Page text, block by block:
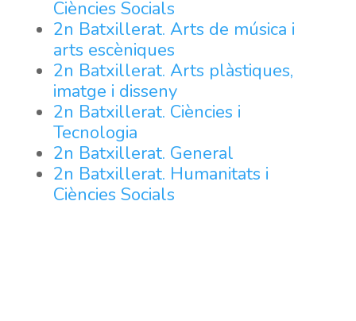
Ciències Socials
2n Batxillerat. Arts de música i
arts escèniques
2n Batxillerat. Arts plàstiques,
imatge i disseny
2n Batxillerat. Ciències i
Tecnologia
2n Batxillerat. General
2n Batxillerat. Humanitats i
Ciències Socials